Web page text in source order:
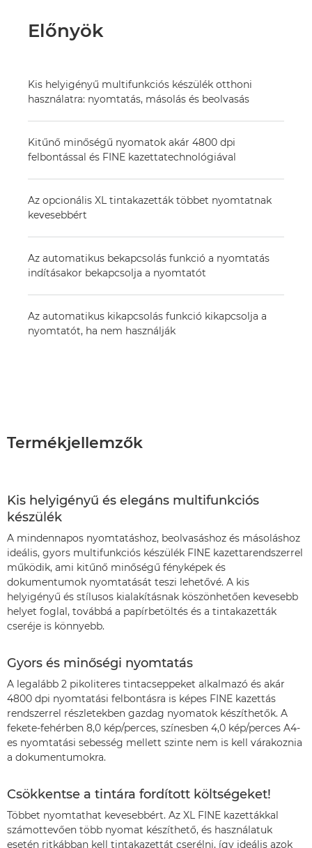
Előnyök
Kis helyigényű multifunkciós készülék otthoni
használatra: nyomtatás, másolás és beolvasás
Kitűnő minőségű nyomatok akár 4800 dpi
felbontással és FINE kazettatechnológiával
Az opcionális XL tintakazetták többet nyomtatnak
kevesebbért
Az automatikus bekapcsolás funkció a nyomtatás
indításakor bekapcsolja a nyomtatót
Az automatikus kikapcsolás funkció kikapcsolja a
nyomtatót, ha nem használják
Termékjellemzők
Kis helyigényű és elegáns multifunkciós
készülék
A mindennapos nyomtatáshoz, beolvasáshoz és másoláshoz
ideális, gyors multifunkciós készülék FINE kazettarendszerrel
működik, ami kitűnő minőségű fényképek és
dokumentumok nyomtatását teszi lehetővé. A kis
helyigényű és stílusos kialakításnak köszönhetően kevesebb
helyet foglal, továbbá a papírbetöltés és a tintakazetták
cseréje is könnyebb.
Gyors és minőségi nyomtatás
A legalább 2 pikoliteres tintacseppeket alkalmazó és akár
4800 dpi nyomtatási felbontásra is képes FINE kazettás
rendszerrel részletekben gazdag nyomatok készíthetők. A
fekete-fehérben 8,0 kép/perces, színesben 4,0 kép/perces A4-
es nyomtatási sebesség mellett szinte nem is kell várakoznia
a dokumentumokra.
Csökkentse a tintára fordított költségeket!
Többet nyomtathat kevesebbért. Az XL FINE kazettákkal
számottevően több nyomat készíthető, és használatuk
esetén ritkábban kell tintakazettát cserélni, így ideális azok